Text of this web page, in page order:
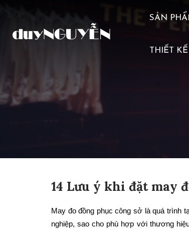
SẢN
THIẾT
14 Lưu ý khi đặt may
May đo đồng phục công sở là quá trình
nghiệp, sao cho phù hợp với thương